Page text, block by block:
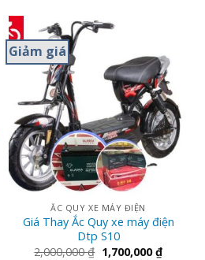
Giảm giá
ẮC QUY XE MÁY ĐIỆN
Giá Thay Ắc Quy xe máy điện
Dtp S10
2,000,000₫ 1,700,000₫